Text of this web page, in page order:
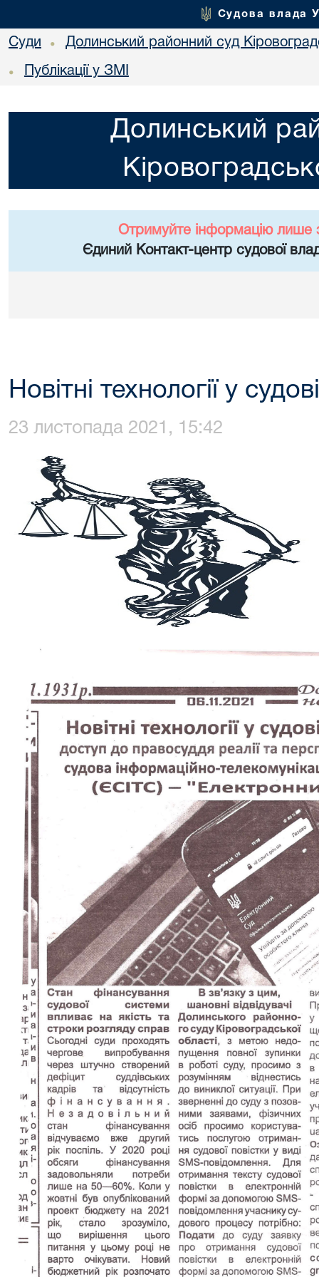
Судова влада
Суди • Долинський районний суд
• Публікації у ЗМІ
Долинський
Отримуйте інформацію лише
Єдиний Контакт-центр судової
Новітні технології у
23 листопада 2021, 15:42